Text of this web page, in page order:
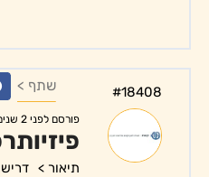
#18408 שתף >
פורסם לפני 2 שנים
תיאור >